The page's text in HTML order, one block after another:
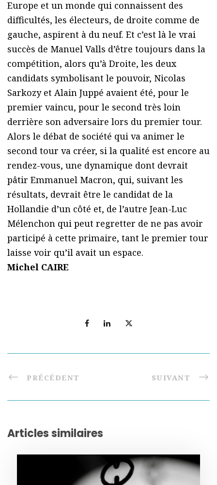
Europe et un monde qui connaissent des
difficultés, les électeurs, de droite comme de
gauche, aspirent à du neuf. Et c’est là le vrai
succès de Manuel Valls d’être toujours dans la
compétition, alors qu’à Droite, les deux
candidats symbolisant le pouvoir, Nicolas
Sarkozy et Alain Juppé avaient été, pour le
premier vaincu, pour le second très loin
derrière son adversaire lors du premier tour.
Alors le débat de société qui va animer le
second tour va créer, si la qualité est encore au
rendez-vous, une dynamique dont devrait
pâtir Emmanuel Macron, qui, suivant les
résultats, devrait être le candidat de la
Hollandie d’un côté et, de l’autre Jean-Luc
Mélenchon qui peut regretter de ne pas avoir
participé à cette primaire, tant le premier tour
laisse voir qu’il avait un espace.
Michel CAIRE
PRÉCÉDENT SUIVANT
Articles similaires